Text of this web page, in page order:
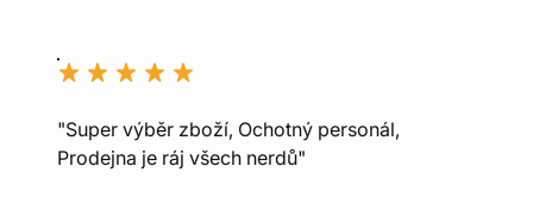
"Super výběr zboží, Ochotný personál,
Prodejna je ráj všech nerdů"